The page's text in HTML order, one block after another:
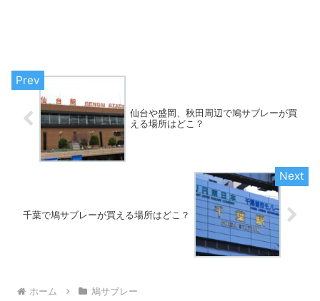
仙台や盛岡、秋田周辺で鳩サブレーが買
える場所はどこ？
千葉で鳩サブレーが買える場所はどこ？
ホーム 鳩サブレー